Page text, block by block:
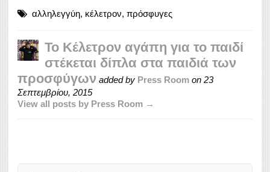
αλληλεγγύη, κέλετρον, πρόσφυγες
Το Κέλετρον αγάπη για το παιδί
στέκεται δίπλα στα παιδιά των
προσφύγων added by Press Room on 23
Σεπτεμβρίου, 2015
View all posts by Press Room →